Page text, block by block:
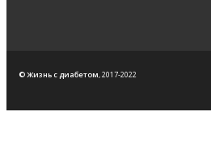
© Жизнь с диабетом, 2017-2022